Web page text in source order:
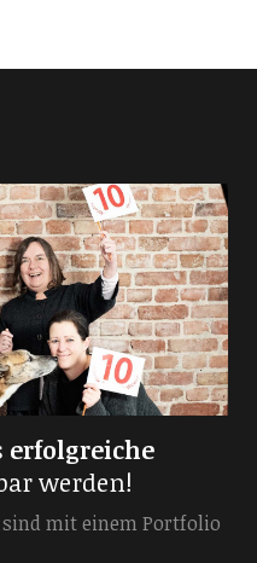
erfolgreiche
werden!
mit einem Portfolio